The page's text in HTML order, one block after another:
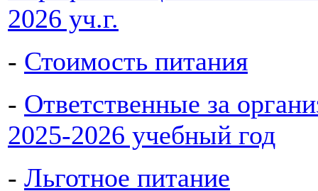
2026 уч.г.
- Стоимость питания
- Ответственные за
2025-2026 учебный год
- Льготное питание